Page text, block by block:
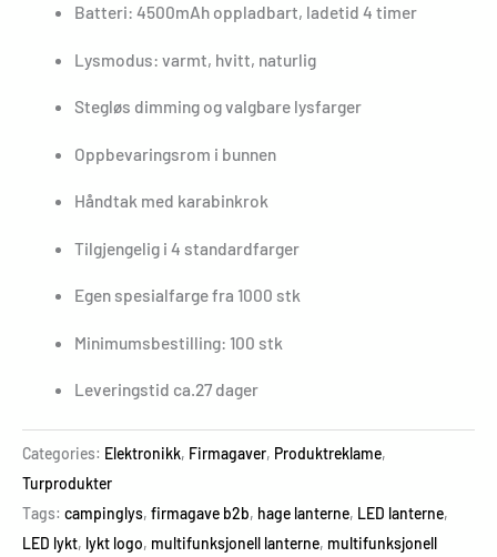
Batteri: 4500mAh oppladbart, ladetid 4 timer
Lysmodus: varmt, hvitt, naturlig
Stegløs dimming og valgbare lysfarger
Oppbevaringsrom i bunnen
Håndtak med karabinkrok
Tilgjengelig i 4 standardfarger
Egen spesialfarge fra 1000 stk
Minimumsbestilling: 100 stk
Leveringstid ca.27 dager
Categories: Elektronikk, Firmagaver, Produktreklame,
Turprodukter
Tags: campinglys, firmagave b2b, hage lanterne, LED lanterne,
LED lykt, lykt logo, multifunksjonell lanterne, multifunksjonell